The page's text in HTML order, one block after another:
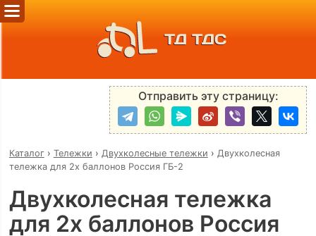
ТД ТДС
Отправить эту страницу:
Каталог› Тележки › Двухколесные тележки › Двухколесная
тележка для 2х баллонов Россия ГБ-2
Двухколесная тележка
для 2х баллонов Россия